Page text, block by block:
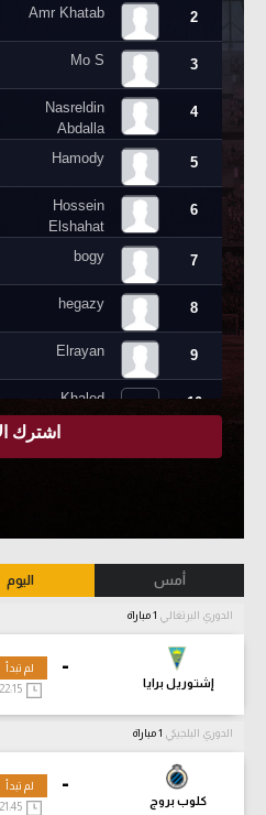
أمس اليوم
الدوري البرتغالي
-
إشتوريل برايا
لم تبدأ
22:15
الدوري البلجيكي
-
كلوب بروج
لم تبدأ
21:45